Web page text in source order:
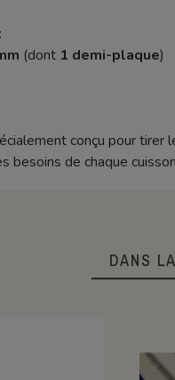
(dont 1 demi-plaque)
conçu pour tirer
besoins de chaque
DANS